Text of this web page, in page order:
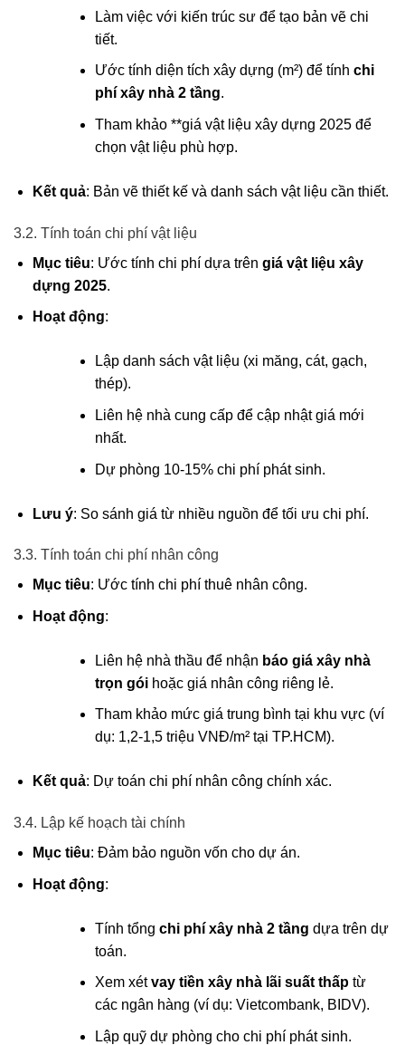
Làm việc với kiến trúc sư để tạo bản vẽ chi
tiết.
Ước tính diện tích xây dựng (m²) để tính chi
phí xây nhà 2 tầng.
Tham khảo **giá vật liệu xây dựng 2025 để
chọn vật liệu phù hợp.
Kết quả: Bản vẽ thiết kế và danh sách vật liệu cần thiết.
3.2. Tính toán chi phí vật liệu
Mục tiêu: Ước tính chi phí dựa trên giá vật liệu xây
dựng 2025.
Hoạt động:
Lập danh sách vật liệu (xi măng, cát, gạch,
thép).
Liên hệ nhà cung cấp để cập nhật giá mới
nhất.
Dự phòng 10-15% chi phí phát sinh.
Lưu ý: So sánh giá từ nhiều nguồn để tối ưu chi phí.
3.3. Tính toán chi phí nhân công
Mục tiêu: Ước tính chi phí thuê nhân công.
Hoạt động:
Liên hệ nhà thầu để nhận báo giá xây nhà
trọn góihoặc giá nhân công riêng lẻ.
Tham khảo mức giá trung bình tại khu vực (ví
dụ: 1,2-1,5 triệu VNĐ/m² tại TP.HCM).
Kết quả: Dự toán chi phí nhân công chính xác.
3.4. Lập kế hoạch tài chính
Mục tiêu: Đảm bảo nguồn vốn cho dự án.
Hoạt động:
Tính tổng chi phí xây nhà 2 tầng dựa trên dự
toán.
Xem xétvay tiền xây nhà lãi suất thấptừ
các ngân hàng (ví dụ: Vietcombank, BIDV).
Lập quỹ dự phòng cho chi phí phát sinh.